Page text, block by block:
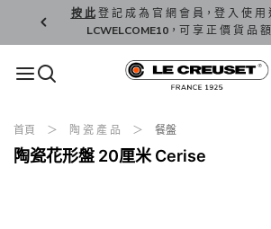
按 此登 記 成 為 官 網 會 員，登 入 使 用
LCWELCOME10，可 享 正 價 貨 品
首頁 陶 瓷 產 品 餐盤
陶瓷花形盤 20厘米 Cerise